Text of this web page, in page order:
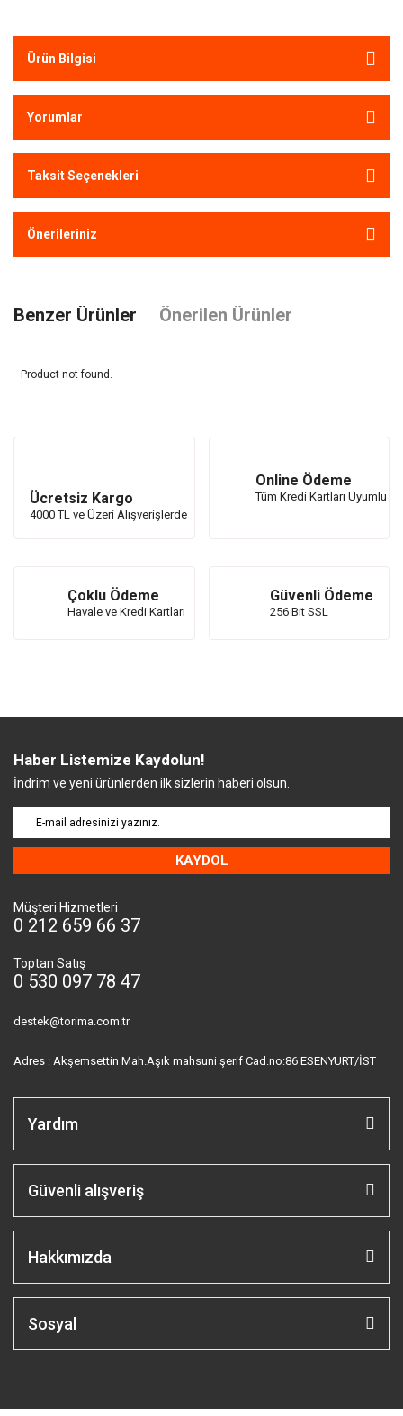
Ürün Bilgisi
Yorumlar
Taksit Seçenekleri
Önerileriniz
Benzer Ürünler Önerilen Ürünler
Product not found.
Ücretsiz Kargo
4000 TL ve Üzeri Alışverişlerde
Online Ödeme
Tüm Kredi Kartları Uyumlu
Çoklu Ödeme
Havale ve Kredi Kartları
Güvenli Ödeme
256 Bit SSL
Haber Listemize Kaydolun!
İndrim ve yeni ürünlerden ilk sizlerin haberi olsun.
KAYDOL
Müşteri Hizmetleri
0 212 659 66 37
Toptan Satış
0 530 097 78 47
destek@torima.com.tr
Adres : Akşemsettin Mah.Aşık mahsuni şerif Cad.no:86 ESENYURT/İST
Yardım
Güvenli alışveriş
Hakkımızda
Sosyal